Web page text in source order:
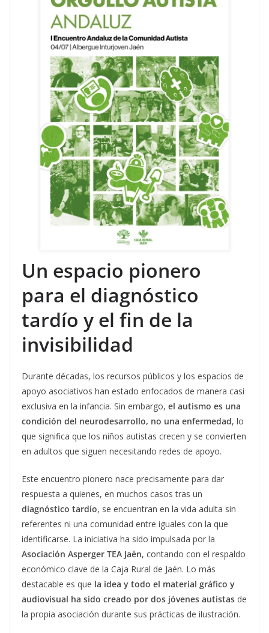
Un espacio pionero
para el diagnóstico
tardío y el fin de la
invisibilidad
Durante décadas, los recursos públicos y los espacios de
apoyo asociativos han estado enfocados de manera casi
exclusiva en la infancia. Sin embargo, el autismo es una
condición del neurodesarrollo, no una enfermedad, lo
que significa que los niños autistas crecen y se convierten
en adultos que siguen necesitando redes de apoyo.
Este encuentro pionero nace precisamente para dar
respuesta a quienes, en muchos casos tras un
diagnóstico tardío, se encuentran en la vida adulta sin
referentes ni una comunidad entre iguales con la que
identificarse. La iniciativa ha sido impulsada por la
Asociación Asperger TEA Jaén, contando con el respaldo
económico clave de la Caja Rural de Jaén. Lo más
destacable es que la idea y todo el material gráfico y
audiovisual ha sido creado por dos jóvenes autistas de
la propia asociación durante sus prácticas de ilustración.